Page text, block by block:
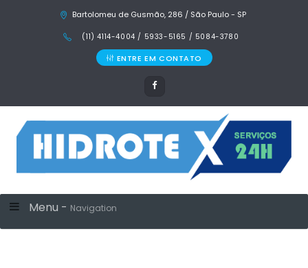
Bartolomeu de Gusmão, 286 / São Paulo - SP
(11) 4114-4004 / 5933-5165 / 5084-3780
ENTRE EM CONTATO
Menu - Navigation